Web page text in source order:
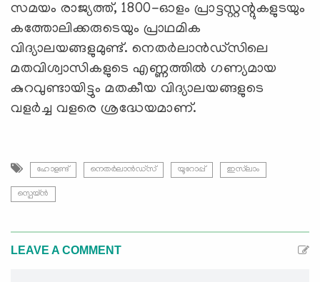
സമയം രാജ്യത്ത്, 1800-ഓളം പ്രാട്ടസ്റ്റന്റുകളുടയും
കത്തോലിക്കരുടെയും പ്രാഥമിക
വിദ്യാലയങ്ങളുമുണ്ട്. നെതർലാൻഡ്‌സിലെ
മതവിശ്വാസികളുടെ എണ്ണത്തിൽ ഗണ്യമായ
കുറവുണ്ടായിട്ടും മതകീയ വിദ്യാലയങ്ങളുടെ
വളർച്ച വളരെ ശ്രദ്ധേയമാണ്.
ഹോളണ്ട് നെതര്‍ലാന്‍ഡ്സ് യൂറോപ്പ് ഇസ്‍ലാം
സ്പെയ്ന്‍
LEAVE A COMMENT